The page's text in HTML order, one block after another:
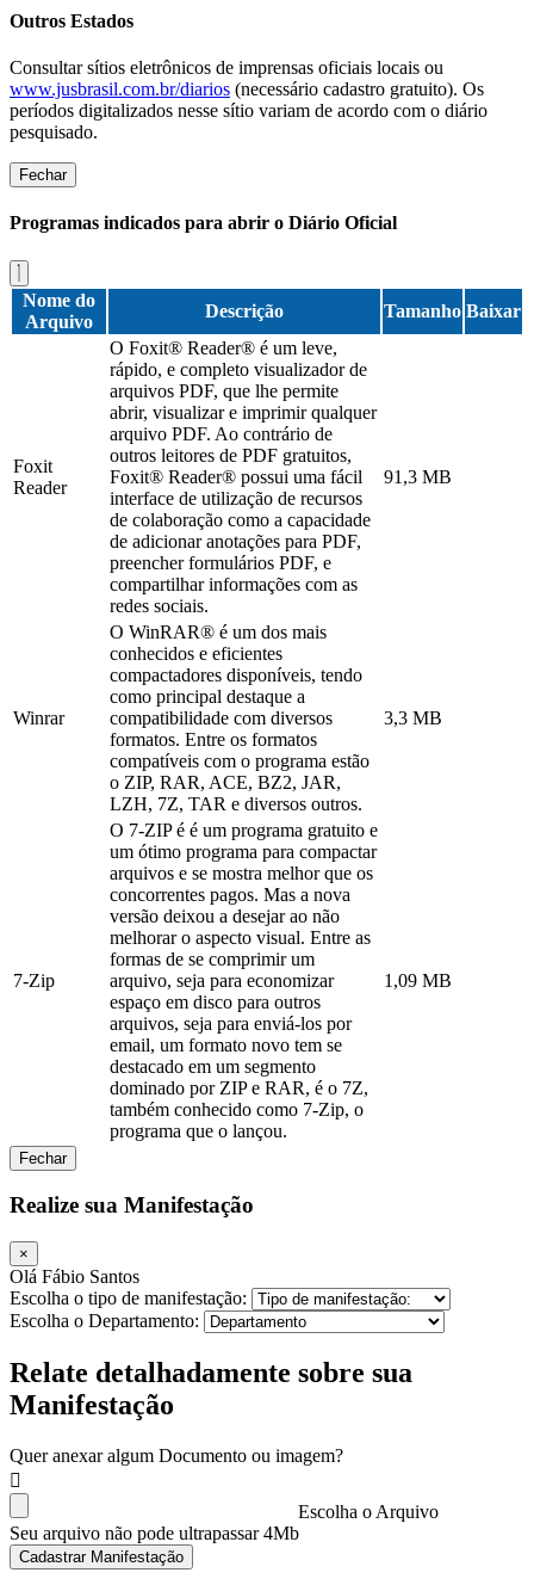
Outros Estados
Consultar sítios eletrônicos de imprensas oficiais locais ou
www.jusbrasil.com.br/diarios (necessário cadastro gratuito). Os
períodos digitalizados nesse sítio variam de acordo com o diário
pesquisado.
Fechar
Programas indicados para abrir o Diário Oficial
Nome do
Arquivo
Descrição Tamanho Baixar
Foxit
Reader
O Foxit® Reader® é um leve,
rápido, e completo visualizador de
arquivos PDF, que lhe permite
abrir, visualizar e imprimir qualquer
arquivo PDF. Ao contrário de
outros leitores de PDF gratuitos,
Foxit® Reader® possui uma fácil
interface de utilização de recursos
de colaboração como a capacidade
de adicionar anotações para PDF,
preencher formulários PDF, e
compartilhar informações com as
redes sociais.
91,3 MB
Winrar
O WinRAR® é um dos mais
conhecidos e eficientes
compactadores disponíveis, tendo
como principal destaque a
compatibilidade com diversos
formatos. Entre os formatos
compatíveis com o programa estão
o ZIP, RAR, ACE, BZ2, JAR,
LZH, 7Z, TAR e diversos outros.
3,3 MB
7-Zip
O 7-ZIP é é um programa gratuito e
um ótimo programa para compactar
arquivos e se mostra melhor que os
concorrentes pagos. Mas a nova
versão deixou a desejar ao não
melhorar o aspecto visual. Entre as
formas de se comprimir um
arquivo, seja para economizar
espaço em disco para outros
arquivos, seja para enviá-los por
email, um formato novo tem se
destacado em um segmento
dominado por ZIP e RAR, é o 7Z,
também conhecido como 7-Zip, o
programa que o lançou.
1,09 MB
Fechar
Realize sua Manifestação
×
Olá Fábio Santos
Escolha o tipo de manifestação:
Escolha o Departamento:
Relate detalhadamente sobre sua
Manifestação
Quer anexar algum Documento ou imagem?
Escolha o Arquivo
Seu arquivo não pode ultrapassar 4Mb
Cadastrar Manifestação